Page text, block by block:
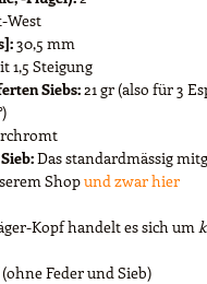
West
30,5 mm
1,5 Steigung
Siebs:21 gr (also für 3
Das standardmässig
Shopund zwar hier
Kopf handelt es sich um
Feder und Sieb)